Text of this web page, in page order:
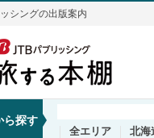
シングの出版案内
ら探す
全エリア
北海